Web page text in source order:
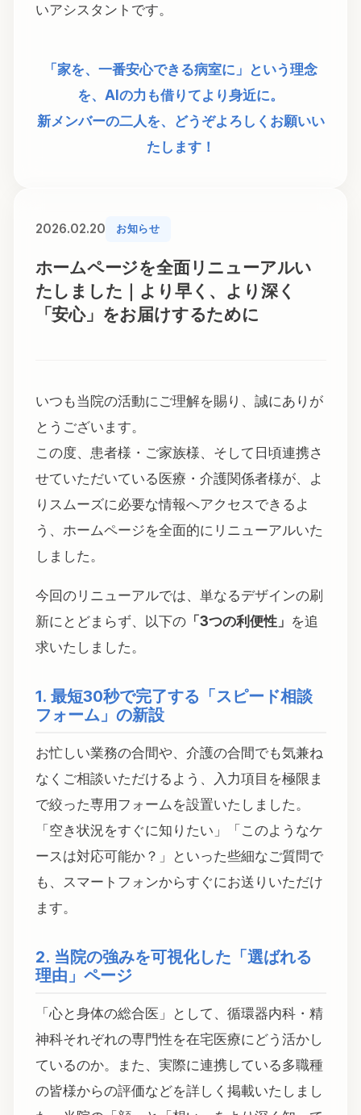
いアシスタントです。
「家を、一番安心できる病室に」という理念
を、AIの力も借りてより身近に。
新メンバーの二人を、どうぞよろしくお願いい
たします！
2026.02.20 お知らせ
ホームページを全面リニューアルい
たしました｜より早く、より深く
「安心」をお届けするために
いつも当院の活動にご理解を賜り、誠にありが
とうございます。
この度、患者様・ご家族様、そして日頃連携さ
せていただいている医療・介護関係者様が、よ
りスムーズに必要な情報へアクセスできるよ
う、ホームページを全面的にリニューアルいた
しました。
今回のリニューアルでは、単なるデザインの刷
新にとどまらず、以下の「3つの利便性」 を追
求いたしました。
1. 最短30秒で完了する「スピード相談
フォーム」の新設
お忙しい業務の合間や、介護の合間でも気兼ね
なくご相談いただけるよう、入力項目を極限ま
で絞った専用フォームを設置いたしました。
「空き状況をすぐに知りたい」「このようなケ
ースは対応可能か？」といった些細なご質問で
も、スマートフォンからすぐにお送りいただけ
ます。
2. 当院の強みを可視化した「選ばれる
理由」ページ
「心と身体の総合医」として、循環器内科・精
神科それぞれの専門性を在宅医療にどう活かし
ているのか。また、実際に連携している多職種
の皆様からの評価などを詳しく掲載いたしまし